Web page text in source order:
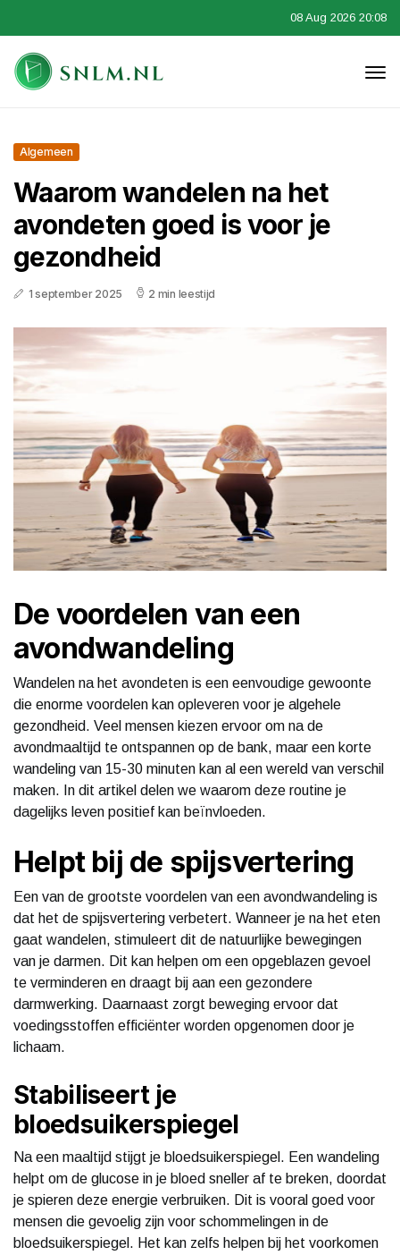
08 Aug 2026 20:08
Algemeen
Waarom wandelen na het
avondeten goed is voor je
gezondheid
1 september 2025 2 min leestijd
De voordelen van een
avondwandeling
Wandelen na het avondeten is een eenvoudige gewoonte
die enorme voordelen kan opleveren voor je algehele
gezondheid. Veel mensen kiezen ervoor om na de
avondmaaltijd te ontspannen op de bank, maar een korte
wandeling van 15-30 minuten kan al een wereld van verschil
maken. In dit artikel delen we waarom deze routine je
dagelijks leven positief kan beïnvloeden.
Helpt bij de spijsvertering
Een van de grootste voordelen van een avondwandeling is
dat het de spijsvertering verbetert. Wanneer je na het eten
gaat wandelen, stimuleert dit de natuurlijke bewegingen
van je darmen. Dit kan helpen om een opgeblazen gevoel
te verminderen en draagt bij aan een gezondere
darmwerking. Daarnaast zorgt beweging ervoor dat
voedingsstoffen efficiënter worden opgenomen door je
lichaam.
Stabiliseert je
bloedsuikerspiegel
Na een maaltijd stijgt je bloedsuikerspiegel. Een wandeling
helpt om de glucose in je bloed sneller af te breken, doordat
je spieren deze energie verbruiken. Dit is vooral goed voor
mensen die gevoelig zijn voor schommelingen in de
bloedsuikerspiegel. Het kan zelfs helpen bij het voorkomen